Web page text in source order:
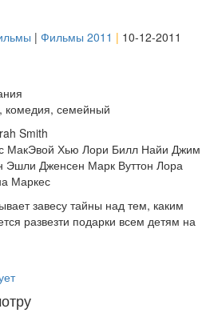
| Фильмы 2011 | 10-12-2011
комедия, семейный
Smith
МакЭвой Хью Лори Билл Найи Джим
Эшли Дженсен Марк Вуттон Лора
Маркес
завесу тайны над тем, каким
развезти подарки всем детям на